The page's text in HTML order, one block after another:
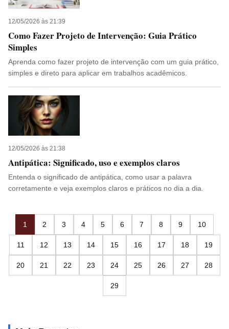
12/05/2026 às 21:39
Como Fazer Projeto de Intervenção: Guia Prático
Simples
Aprenda como fazer projeto de intervenção com um guia prático,
simples e direto para aplicar em trabalhos acadêmicos.
12/05/2026 às 21:38
Antipática: Significado, uso e exemplos claros
Entenda o significado de antipática, como usar a palavra
corretamente e veja exemplos claros e práticos no dia a dia.
1 2 3 4 5 6 7 8 9 10
11 12 13 14 15 16 17 18 19
20 21 22 23 24 25 26 27 28
29